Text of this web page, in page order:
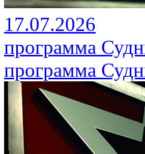
17.07.2026
программа
программа